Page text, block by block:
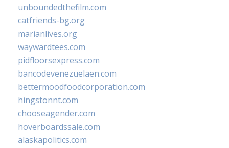
unboundedthefilm.com
catfriends-bg.org
marianlives.org
waywardtees.com
pidfloorsexpress.com
bancodevenezuelaen.com
bettermoodfoodcorporation.com
hingstonnt.com
chooseagender.com
hoverboardssale.com
alaskapolitics.com